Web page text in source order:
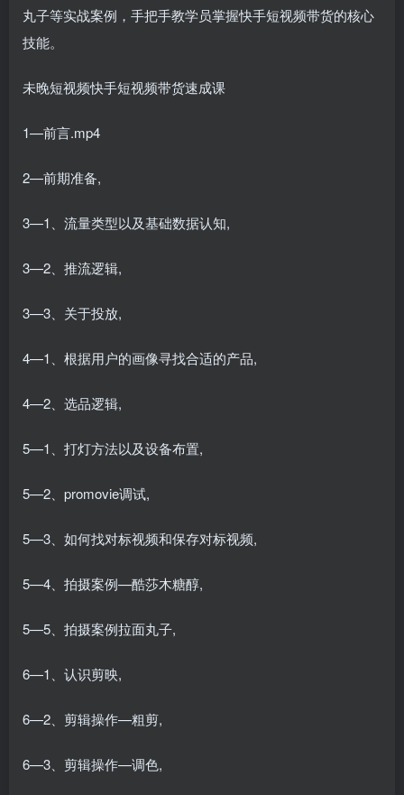
丸子等实战案例，手把手教学员掌握快手短视频带货的核心
技能。
未晚短视频快手短视频带货速成课
1—前言.mp4
2—前期准备,
3—1、流量类型以及基础数据认知,
3—2、推流逻辑,
3—3、关于投放,
4—1、根据用户的画像寻找合适的产品,
4—2、选品逻辑,
5—1、打灯方法以及设备布置,
5—2、promovie调试,
5—3、如何找对标视频和保存对标视频,
5—4、拍摄案例—酷莎木糖醇,
5—5、拍摄案例拉面丸子,
6—1、认识剪映,
6—2、剪辑操作—粗剪,
6—3、剪辑操作—调色,